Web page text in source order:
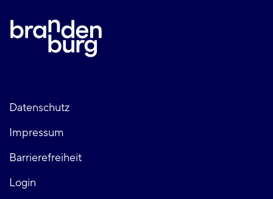
Fußzeile
links
Datenschutz
Impressum
Barrierefreiheit
Login